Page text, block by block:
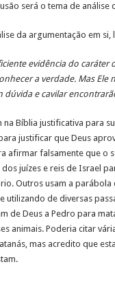
será o tema de análise
da argumentação em
evidência do
a verdade. Mas
e cavilar
Bíblia justificativa para
justificar que Deus
afirmar falsamente que o
juízes e reis de Israel
Outros usam a
utilizando de diversas
de Deus a Pedro para
animais. Poderia citar
mas acredito que